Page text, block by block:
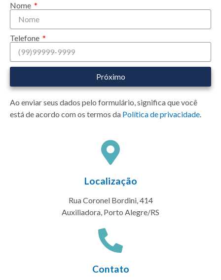
Nome
Telefone
Próximo
Ao enviar seus dados pelo formulário, significa que você
está de acordo com os termos da Política de privacidade.
Localização
Rua Coronel Bordini, 414
Auxiliadora, Porto Alegre/RS
Contato